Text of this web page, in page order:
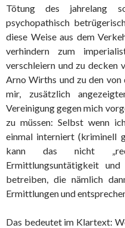
Tötung des jahrelang
psychopathisch
diese Weise aus dem
verhindern zum
verschleiern und zu decken
Arno Wirths und zu den von
mir, zusätzlich
Vereinigung gegen mich
zu müssen: Selbst wenn
einmal interniert (kriminell
kann das nicht
Ermittlungsuntätigkeit
betreiben, die nämlich
Ermittlungen und
Das bedeutet im Klartext: